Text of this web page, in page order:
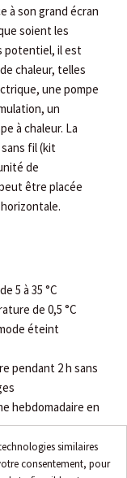
similaires
consentement, pour
à son grand écran
soient les
potentiel, il est
chaleur, telles
une pompe
un
à chaleur. La
fil (kit
de
être placée
5 à 35 °C
de 0,5 °C
éteint
pendant 2 h sans
hebdomadaire en
jusqu'à 99